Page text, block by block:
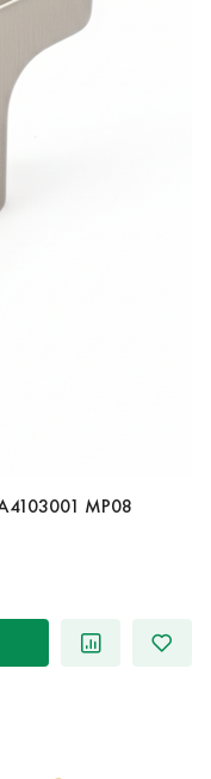
MP08